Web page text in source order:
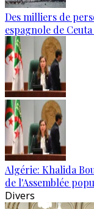
Des milliers de
espagnole de
Algérie: Khalida
de l'Assemblée
Divers